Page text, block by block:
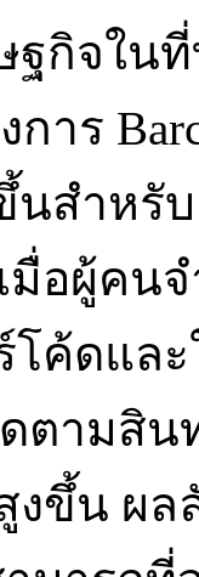
ฐกิจใ
ร
นสำหรั
มื่อผู้คน
โค้ดแ
ตามสิ
งขึ้น ผ